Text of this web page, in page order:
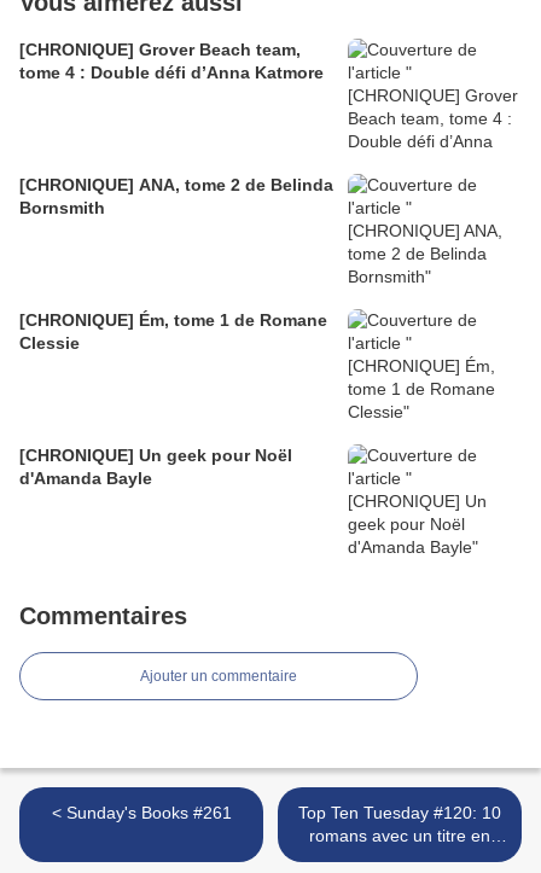
[CHRONIQUE] Grover Beach team,
tome 4 : Double défi d’Anna Katmore
[CHRONIQUE] ANA, tome 2 de Belinda
Bornsmith
[CHRONIQUE] Ém, tome 1 de Romane
Clessie
[CHRONIQUE] Un geek pour Noël
d'Amanda Bayle
Commentaires
Ajouter un commentaire
< Sunday's Books #261
Top Ten Tuesday #120: 10
romans avec un titre en
couleur >